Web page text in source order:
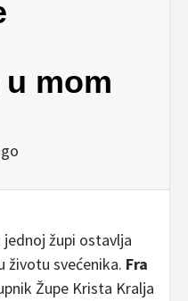
mom
župi ostavlja
životu svećenika. Fra
Župe Krista Kralja